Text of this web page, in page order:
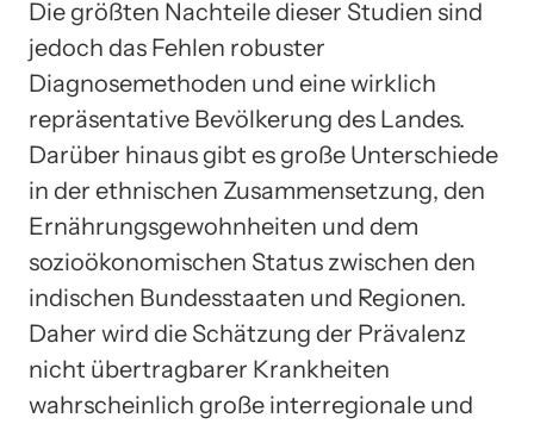
Die größten Nachteile dieser Studien sind
jedoch das Fehlen robuster
Diagnosemethoden und eine wirklich
repräsentative Bevölkerung des Landes.
Darüber hinaus gibt es große Unterschiede
in der ethnischen Zusammensetzung, den
Ernährungsgewohnheiten und dem
sozioökonomischen Status zwischen den
indischen Bundesstaaten und Regionen.
Daher wird die Schätzung der Prävalenz
nicht übertragbarer Krankheiten
wahrscheinlich große interregionale und